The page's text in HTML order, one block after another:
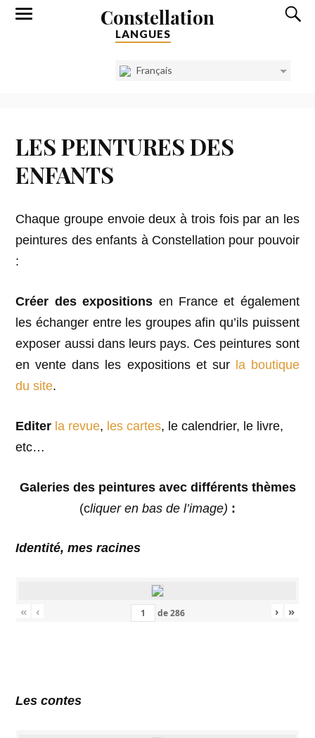
Constellation
LANGUES
Français
LES PEINTURES DES
ENFANTS
Chaque groupe envoie deux à trois fois par an les
peintures des enfants à Constellation pour pouvoir
:
Créer des expositions en France et également
les échanger entre les groupes afin qu’ils puissent
exposer aussi dans leurs pays. Ces peintures sont
en vente dans les expositions et sur la boutique
du site.
Editer la revue, les cartes, le calendrier, le livre,
etc…
Galeries des peintures avec différents thèmes
(cliquer en bas de l’image) :
Identité, mes racines
« ‹ de286 › »
Les contes